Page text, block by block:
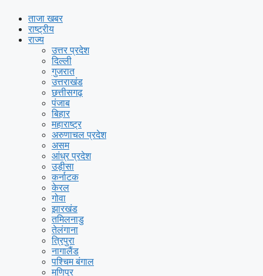
ताजा खबर
राष्ट्रीय
राज्य
उत्तर प्रदेश
दिल्ली
गुजरात
उत्तराखंड
छत्तीसगढ़
पंजाब
बिहार
महाराष्ट्र
अरुणाचल प्रदेश
असम
आंध्र प्रदेश
उड़ीसा
कर्नाटक
केरल
गोवा
झारखंड
तमिलनाडु
तेलंगाना
त्रिपुरा
नागालैंड
पश्चिम बंगाल
मणिपुर